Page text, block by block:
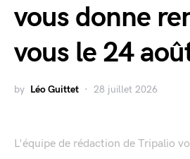
vous donne
vous le 24
by Léo Guittet 28 juillet 2026
L'équipe de rédaction de Tripalio